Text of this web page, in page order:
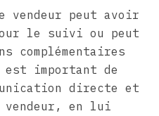
vendeur peut avoir
le suivi ou peut
complémentaires
important de
directe et
en lui